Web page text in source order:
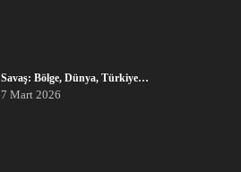
Savaş: Bölge, Dünya, Türkiye…
7 Mart 2026